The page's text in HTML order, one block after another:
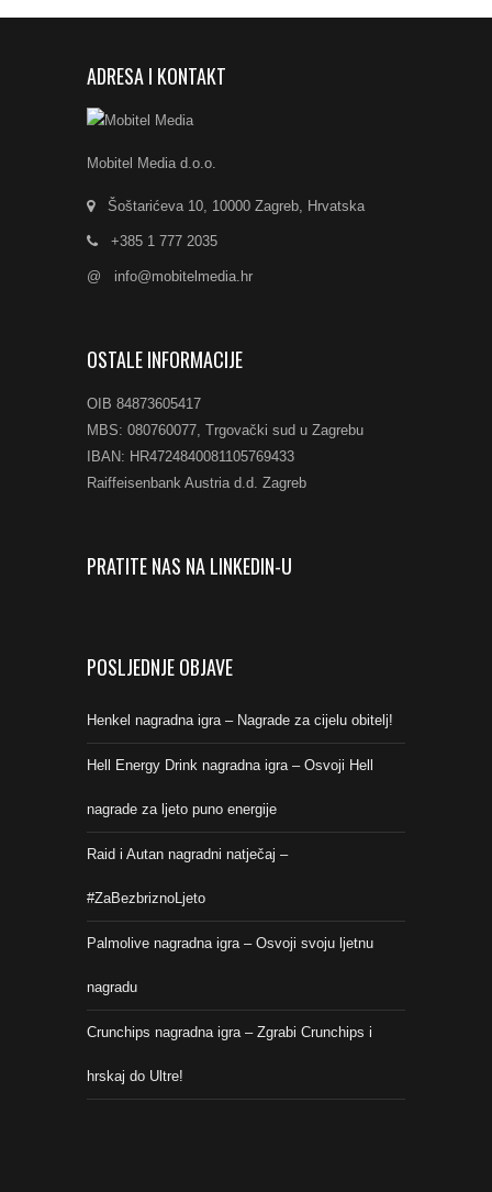
ADRESA I KONTAKT
Mobitel Media d.o.o.
Šoštarićeva 10, 10000 Zagreb, Hrvatska
+385 1 777 2035
@ info@mobitelmedia.hr
OSTALE INFORMACIJE
OIB 84873605417
MBS: 080760077, Trgovački sud u Zagrebu
IBAN: HR4724840081105769433
Raiffeisenbank Austria d.d. Zagreb
PRATITE NAS NA LINKEDIN-U
POSLJEDNJE OBJAVE
Henkel nagradna igra – Nagrade za cijelu obitelj!
Hell Energy Drink nagradna igra – Osvoji Hell
nagrade za ljeto puno energije
Raid i Autan nagradni natječaj –
#ZaBezbriznoLjeto
Palmolive nagradna igra – Osvoji svoju ljetnu
nagradu
Crunchips nagradna igra – Zgrabi Crunchips i
hrskaj do Ultre!